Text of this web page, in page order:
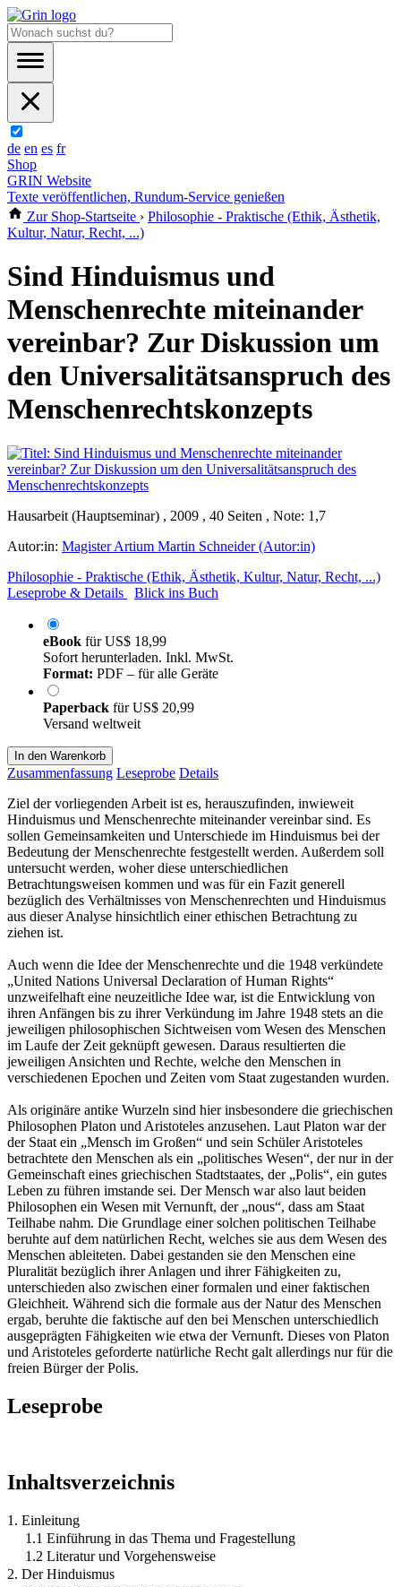
de en es fr
Shop
GRIN Website
Texte veröffentlichen, Rundum-Service genießen
Zur Shop-Startseite › Philosophie - Praktische (Ethik, Ästhetik,
Kultur, Natur, Recht, ...)
Sind Hinduismus und
Menschenrechte miteinander
vereinbar? Zur Diskussion um
den Universalitätsanspruch des
Menschenrechtskonzepts
Hausarbeit (Hauptseminar) , 2009 , 40 Seiten , Note: 1,7
Autor:in: Magister Artium Martin Schneider (Autor:in)
Philosophie - Praktische (Ethik, Ästhetik, Kultur, Natur, Recht, ...)
Leseprobe & Details
Blick ins Buch
eBook fürUS$ 18,99
Sofort herunterladen. Inkl. MwSt.
Format: PDF – für alle Geräte
Paperback fürUS$ 20,99
Versand weltweit
In den Warenkorb
Zusammenfassung Leseprobe Details
Ziel der vorliegenden Arbeit ist es, herauszufinden, inwieweit
Hinduismus und Menschenrechte miteinander vereinbar sind. Es
sollen Gemeinsamkeiten und Unterschiede im Hinduismus bei der
Bedeutung der Menschenrechte festgestellt werden. Außerdem soll
untersucht werden, woher diese unterschiedlichen
Betrachtungsweisen kommen und was für ein Fazit generell
bezüglich des Verhältnisses von Menschenrechten und Hinduismus
aus dieser Analyse hinsichtlich einer ethischen Betrachtung zu
ziehen ist.
Auch wenn die Idee der Menschenrechte und die 1948 verkündete
„United Nations Universal Declaration of Human Rights“
unzweifelhaft eine neuzeitliche Idee war, ist die Entwicklung von
ihren Anfängen bis zu ihrer Verkündung im Jahre 1948 stets an die
jeweiligen philosophischen Sichtweisen vom Wesen des Menschen
im Laufe der Zeit geknüpft gewesen. Daraus resultierten die
jeweiligen Ansichten und Rechte, welche den Menschen in
verschiedenen Epochen und Zeiten vom Staat zugestanden wurden.
Als originäre antike Wurzeln sind hier insbesondere die griechischen
Philosophen Platon und Aristoteles anzusehen. Laut Platon war der
der Staat ein „Mensch im Großen“ und sein Schüler Aristoteles
betrachtete den Menschen als ein „politisches Wesen“, der nur in der
Gemeinschaft eines griechischen Stadtstaates, der „Polis“, ein gutes
Leben zu führen imstande sei. Der Mensch war also laut beiden
Philosophen ein Wesen mit Vernunft, der „nous“, dass am Staat
Teilhabe nahm. Die Grundlage einer solchen politischen Teilhabe
beruhte auf dem natürlichen Recht, welches sie aus dem Wesen des
Menschen ableiteten. Dabei gestanden sie den Menschen eine
Pluralität bezüglich ihrer Anlagen und ihrer Fähigkeiten zu,
unterschieden also zwischen einer formalen und einer faktischen
Gleichheit. Während sich die formale aus der Natur des Menschen
ergab, beruhte die faktische auf den bei Menschen unterschiedlich
ausgeprägten Fähigkeiten wie etwa der Vernunft. Dieses von Platon
und Aristoteles geforderte natürliche Recht galt allerdings nur für die
freien Bürger der Polis.
Leseprobe
Inhaltsverzeichnis
1. Einleitung
1.1 Einführung in das Thema und Fragestellung
1.2 Literatur und Vorgehensweise
2. Der Hinduismus